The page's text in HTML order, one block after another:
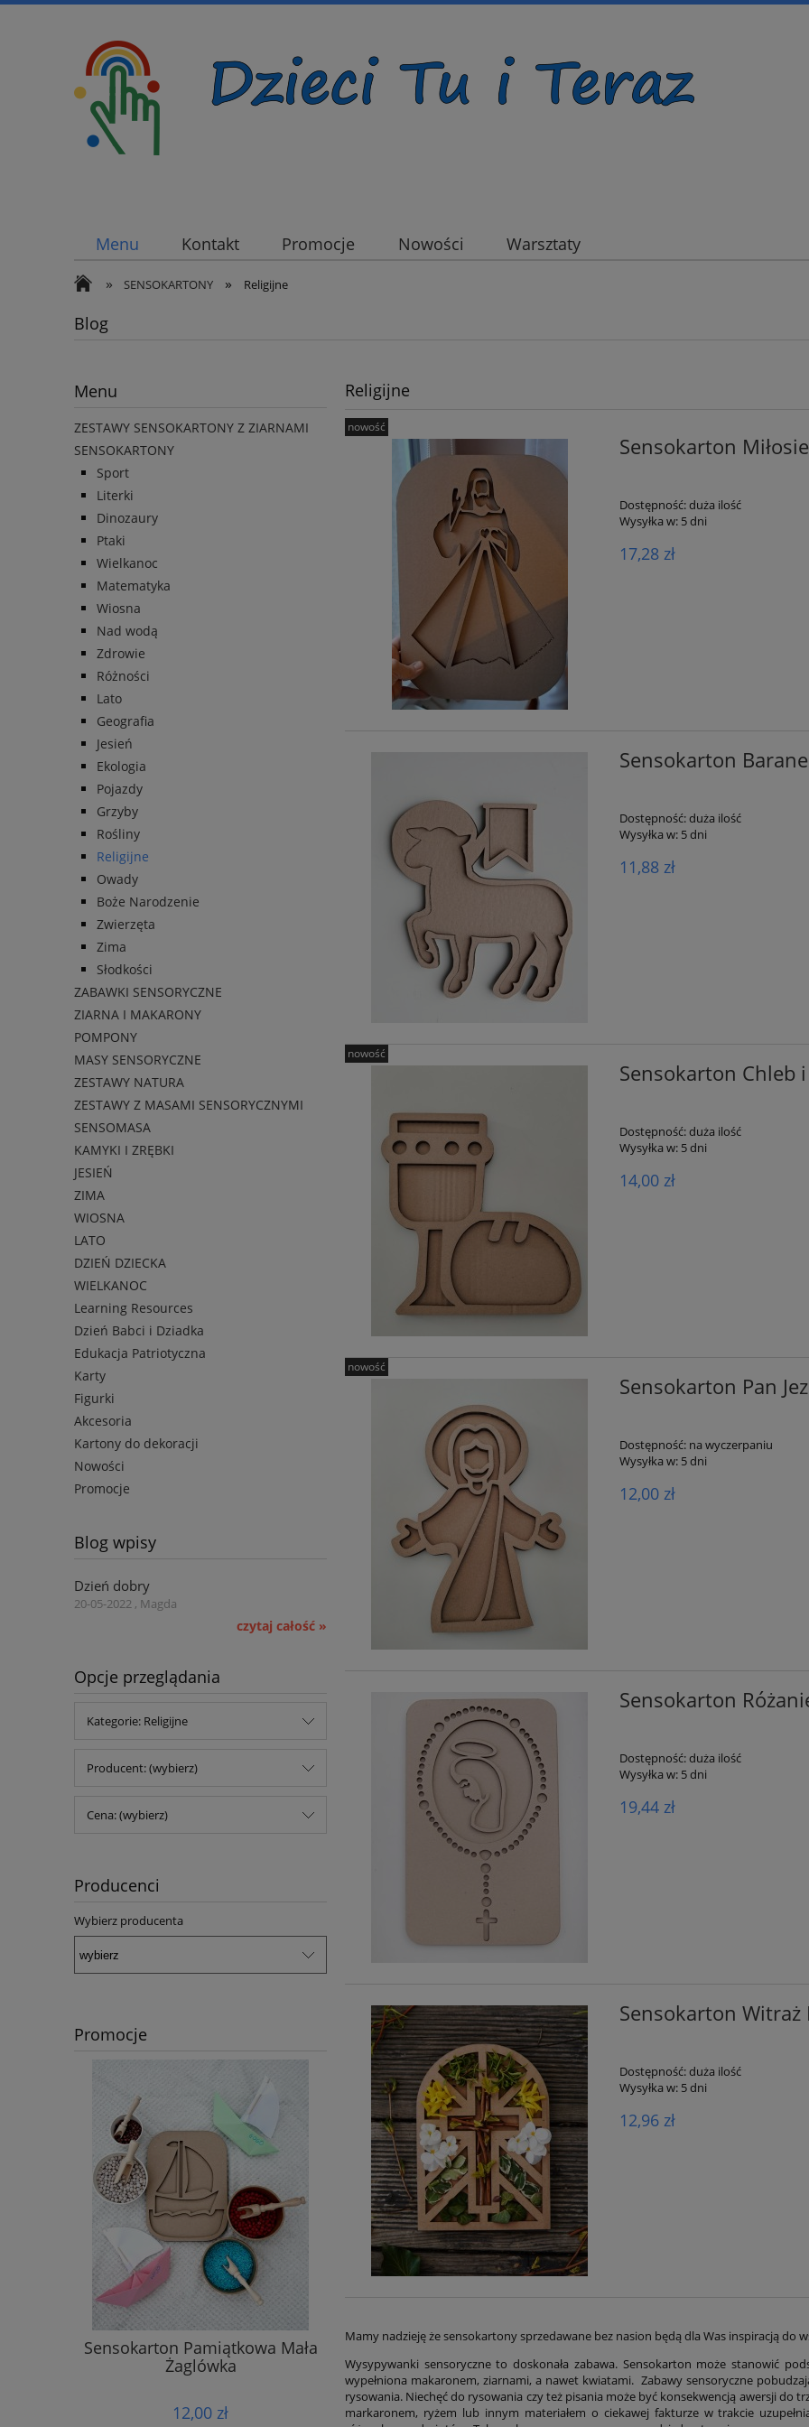
Menu Kontakt Promocje Nowości Warsztaty
» SENSOKARTONY » Religijne
Blog
Menu
ZESTAWY SENSOKARTONY Z ZIARNAMI
SENSOKARTONY
Sport
Literki
Dinozaury
Ptaki
Wielkanoc
Matematyka
Wiosna
Nad wodą
Zdrowie
Różności
Lato
Geografia
Jesień
Ekologia
Pojazdy
Grzyby
Rośliny
Religijne
Owady
Boże Narodzenie
Zwierzęta
Zima
Słodkości
ZABAWKI SENSORYCZNE
ZIARNA I MAKARONY
POMPONY
MASY SENSORYCZNE
ZESTAWY NATURA
ZESTAWY Z MASAMI SENSORYCZNYMI
SENSOMASA
KAMYKI I ZRĘBKI
JESIEŃ
ZIMA
WIOSNA
LATO
DZIEŃ DZIECKA
WIELKANOC
Learning Resources
Dzień Babci i Dziadka
Edukacja Patriotyczna
Karty
Figurki
Akcesoria
Kartony do dekoracji
Nowości
Promocje
Blog wpisy
Dzień dobry
20-05-2022 , Magda
czytaj całość »
Opcje przeglądania
Kategorie: Religijne
Producent: (wybierz)
Cena: (wybierz)
Producenci
Wybierz producenta
Promocje
Sensokarton Pamiątkowa Mała
Żaglówka
12,00 zł
Sensokartony UL
23,00 zł
Sensoryczny Ul
42,00 zł
Religijne
Sensokarton
Dostępność:duża ilość
Wysyłka w: 5 dni
17,28 zł
nowość
Sensokarton
Dostępność:duża ilość
Wysyłka w: 5 dni
11,88 zł
Sensokarton Chleb
Dostępność:duża ilość
Wysyłka w: 5 dni
14,00 zł
nowość
Sensokarton Pan
Dostępność: na wyczerpaniu
Wysyłka w: 5 dni
12,00 zł
nowość
Sensokarton
Dostępność:duża ilość
Wysyłka w: 5 dni
19,44 zł
Sensokarton Witraż
Dostępność:duża ilość
Wysyłka w: 5 dni
12,96 zł
Mamy nadzieję że sensokartony sprzedawane bez nasion będą dla Was inspiracją do
Wysypywanki sensoryczne to doskonała zabawa. Sensokarton może stanowić
wypełniona makaronem, ziarnami, a nawet kwiatami. Zabawy sensoryczne
rysowania. Niechęć do rysowania czy też pisania może być konsekwencją awersji do
markaronem, ryżem lub innym materiałem o ciekawej fakturze w trakcie